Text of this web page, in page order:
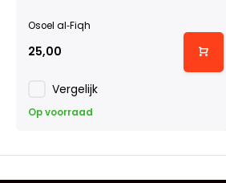
Osoel al‐Fiqh
25,00
Vergelijk
Op voorraad